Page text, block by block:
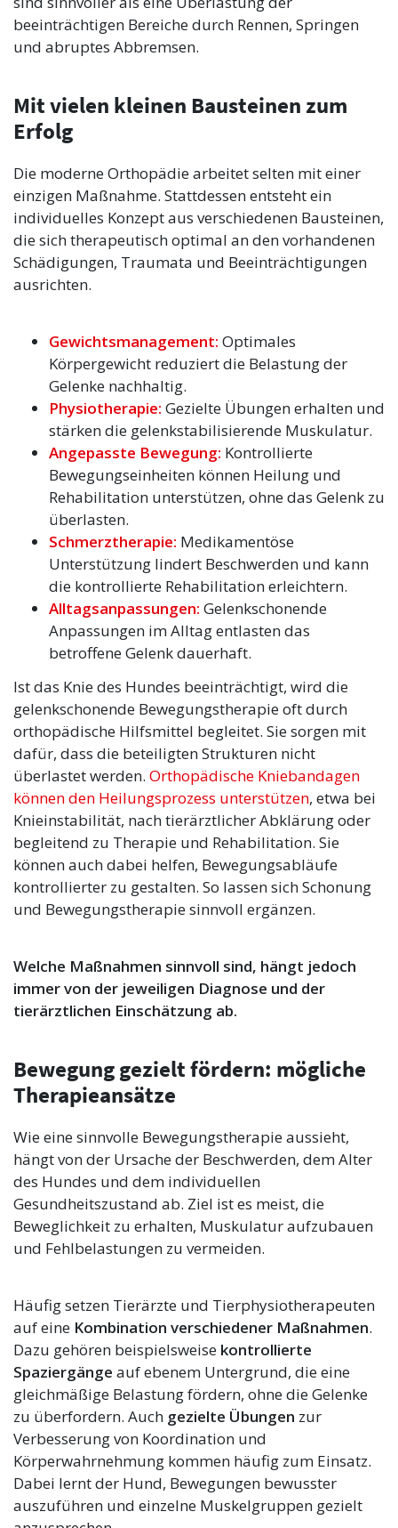
beeinträchtigen Bereiche durch Rennen, Springen
und abruptes Abbremsen.
Mit vielen kleinen Bausteinen zum
Erfolg
Die moderne Orthopädie arbeitet selten mit einer
einzigen Maßnahme. Stattdessen entsteht ein
individuelles Konzept aus verschiedenen Bausteinen,
die sich therapeutisch optimal an den vorhandenen
Schädigungen, Traumata und Beeinträchtigungen
ausrichten.
Gewichtsmanagement: Optimales
Körpergewicht reduziert die Belastung der
Gelenke nachhaltig.
Physiotherapie: Gezielte Übungen erhalten und
stärken die gelenkstabilisierende Muskulatur.
Angepasste Bewegung: Kontrollierte
Bewegungseinheiten können Heilung und
Rehabilitation unterstützen, ohne das Gelenk zu
überlasten.
Schmerztherapie: Medikamentöse
Unterstützung lindert Beschwerden und kann
die kontrollierte Rehabilitation erleichtern.
Alltagsanpassungen: Gelenkschonende
Anpassungen im Alltag entlasten das
betroffene Gelenk dauerhaft.
Ist das Knie des Hundes beeinträchtigt, wird die
gelenkschonende Bewegungstherapie oft durch
orthopädische Hilfsmittel begleitet. Sie sorgen mit
dafür, dass die beteiligten Strukturen nicht
überlastet werden. Orthopädische Kniebandagen
können den Heilungsprozess unterstützen, etwa bei
Knieinstabilität, nach tierärztlicher Abklärung oder
begleitend zu Therapie und Rehabilitation. Sie
können auch dabei helfen, Bewegungsabläufe
kontrollierter zu gestalten. So lassen sich Schonung
und Bewegungstherapie sinnvoll ergänzen.
Welche Maßnahmen sinnvoll sind, hängt jedoch
immer von der jeweiligen Diagnose und der
tierärztlichen Einschätzung ab.
Bewegung gezielt fördern: mögliche
Therapieansätze
Wie eine sinnvolle Bewegungstherapie aussieht,
hängt von der Ursache der Beschwerden, dem Alter
des Hundes und dem individuellen
Gesundheitszustand ab. Ziel ist es meist, die
Beweglichkeit zu erhalten, Muskulatur aufzubauen
und Fehlbelastungen zu vermeiden.
Häufig setzen Tierärzte und Tierphysiotherapeuten
auf eine Kombination verschiedener Maßnahmen.
Dazu gehören beispielsweise kontrollierte
Spaziergänge auf ebenem Untergrund, die eine
gleichmäßige Belastung fördern, ohne die Gelenke
zu überfordern. Auch gezielte Übungen zur
Verbesserung von Koordination und
Körperwahrnehmung kommen häufig zum Einsatz.
Dabei lernt der Hund, Bewegungen bewusster
auszuführen und einzelne Muskelgruppen gezielt